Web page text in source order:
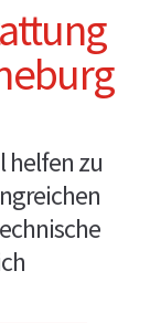
helfen zu